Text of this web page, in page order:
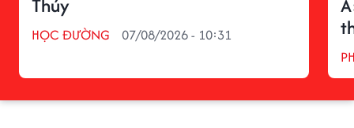
HỌC ĐƯỜNG 07/08/2026 - 10:31